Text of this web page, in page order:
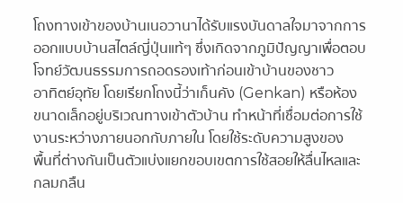
โถงทางเข้าของบ้านเนอวานาได้รับแรงบันดาลใจมาจากการ
ออกแบบบ้านสไตล์ญี่ปุ่นแท้ๆ ซึ่งเกิดจากภูมิปัญญาเพื่อตอบ
โจทย์วัฒนธรรมการถอดรองเท้าก่อนเข้าบ้านของชาว
อาทิตย์อุทัย โดยเรียกโถงนี้ว่าเก็นคัง (Genkan) หรือห้อง
ขนาดเล็กอยู่บริเวณทางเข้าตัวบ้าน ทำหน้าที่เชื่อมต่อการใช้
งานระหว่างภายนอกกับภายใน โดยใช้ระดับความสูงของ
พื้นที่ต่างกันเป็นตัวแบ่งแยกขอบเขตการใช้สอยให้ลื่นไหลและ
กลมกลืน